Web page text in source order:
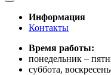
Информация
Контакты
Время работы:
понедельник –
суббота,